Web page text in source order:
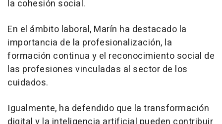
la cohesión social.
En el ámbito laboral, Marín ha destacado la
importancia de la profesionalización, la
formación continua y el reconocimiento social de
las profesiones vinculadas al sector de los
cuidados.
Igualmente, ha defendido que la transformación